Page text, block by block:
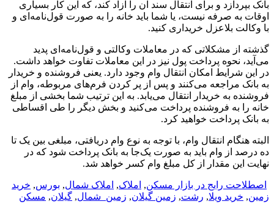
بانک بپردازد و برای انتقال سند آن را آزاد کند، که این کار بسیاری
اوقات به صرفه نیست، یا شما باید خانه را به صورت قول‌نامه‌ای و
با وکالت بلاعزل خریداری کنید.
گذشته از مشکلاتی که در معاملات وکالتی و قول‌نامه‌ای پدید
می‌آید، نحوه پرداخت پول نیز در این معاملات تفاوت خواهد داشت.
در این شرایط امکان انتقال وام وجود دارد. یعنی فروشنده و خریدار
به بانک مراجعه می‌کنند و پس از پر کردن فرم‌های مربوطه، وام از
فروشنده به خریدار انتقال می‌یابد. به این ترتیب شما بخشی از مبلغ
خانه را به فروشنده پرداخت می‌کنید و بخش دیگر را طی اقساطی
به بانک پرداخت خواهید کرد.
البته هنگام انتقال وام، با توجه به نوع وام دریافتی، مبلغی بین یک تا
ده درصد از وام باید به صورت یک‌جا به بانک پرداخت شود که در
نهایت این مقدار از کل مبلغ وام کسر خواهد شد.
اصطلاحت رایج در بازار مسکن, املاک, املاک شمال, بورس, خرید
زمین, خرید ویلا, رشت, زمین گیلان, زمین_شمال, گیلان, مسکن